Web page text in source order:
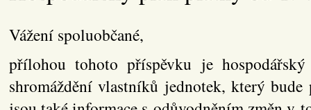
Vážení spoluobčané,
přílohou tohoto příspěvku je
shromáždění vlastníků jednotek, který